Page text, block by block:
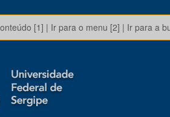
[1] | Ir para o menu [2] | Ir para a